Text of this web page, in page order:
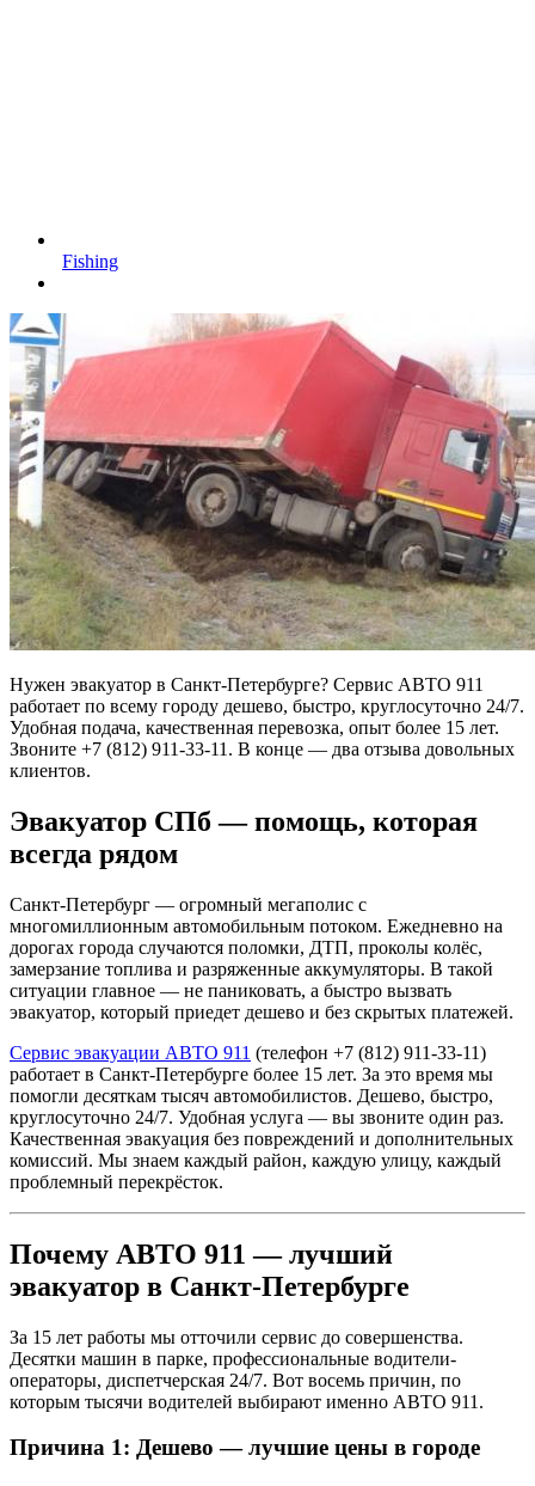
Fishing
Нужен эвакуатор в Санкт-Петербурге? Сервис АВТО 911
работает по всему городу дешево, быстро, круглосуточно 24/7.
Удобная подача, качественная перевозка, опыт более 15 лет.
Звоните +7 (812) 911-33-11. В конце — два отзыва довольных
клиентов.
Эвакуатор СПб — помощь, которая
всегда рядом
Санкт-Петербург — огромный мегаполис с
многомиллионным автомобильным потоком. Ежедневно на
дорогах города случаются поломки, ДТП, проколы колёс,
замерзание топлива и разряженные аккумуляторы. В такой
ситуации главное — не паниковать, а быстро вызвать
эвакуатор, который приедет дешево и без скрытых платежей.
Сервис эвакуации АВТО 911 (телефон +7 (812) 911-33-11)
работает в Санкт-Петербурге более 15 лет. За это время мы
помогли десяткам тысяч автомобилистов. Дешево, быстро,
круглосуточно 24/7. Удобная услуга — вы звоните один раз.
Качественная эвакуация без повреждений и дополнительных
комиссий. Мы знаем каждый район, каждую улицу, каждый
проблемный перекрёсток.
Почему АВТО 911 — лучший
эвакуатор в Санкт-Петербурге
За 15 лет работы мы отточили сервис до совершенства.
Десятки машин в парке, профессиональные водители-
операторы, диспетчерская 24/7. Вот восемь причин, по
которым тысячи водителей выбирают именно АВТО 911.
Причина 1: Дешево — лучшие цены в городе